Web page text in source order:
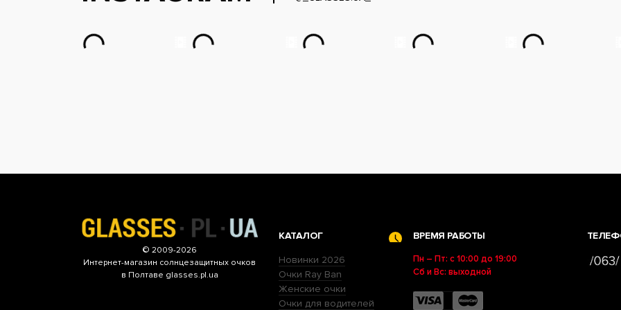
© 2009-2026
Интернет-магазин солнцезащитных очков
в Полтаве glasses.pl.ua
КАТАЛОГ
Новинки 2026
Очки Ray Ban
Женские очки
Очки для водителей
ВРЕМЯ РАБОТЫ
Пн – Пт: с 10:00 до 19:00
Сб и Вс: выходной